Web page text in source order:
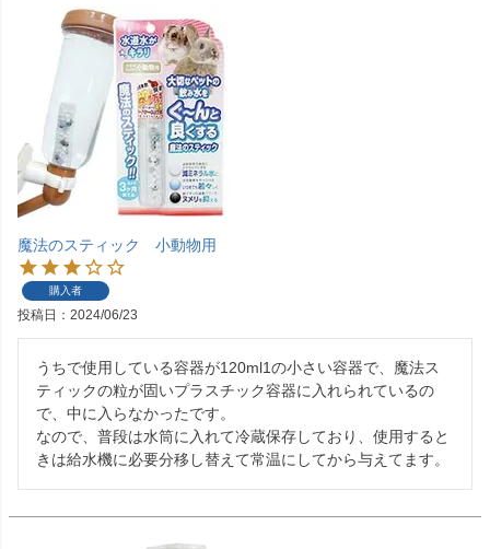
魔法のスティック 小動物用
購入者
投稿日 2024/06/23
うちで使用している容器が120ml1の小さい容器で、魔法ス
ティックの粒が固いプラスチック容器に入れられているの
で、中に入らなかったです。
なので、普段は水筒に入れて冷蔵保存しており、使用すると
きは給水機に必要分移し替えて常温にしてから与えてます。